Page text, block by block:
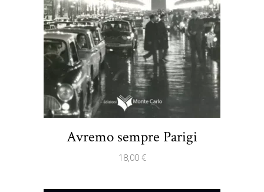
Avremo sempre Parigi
18,00 €